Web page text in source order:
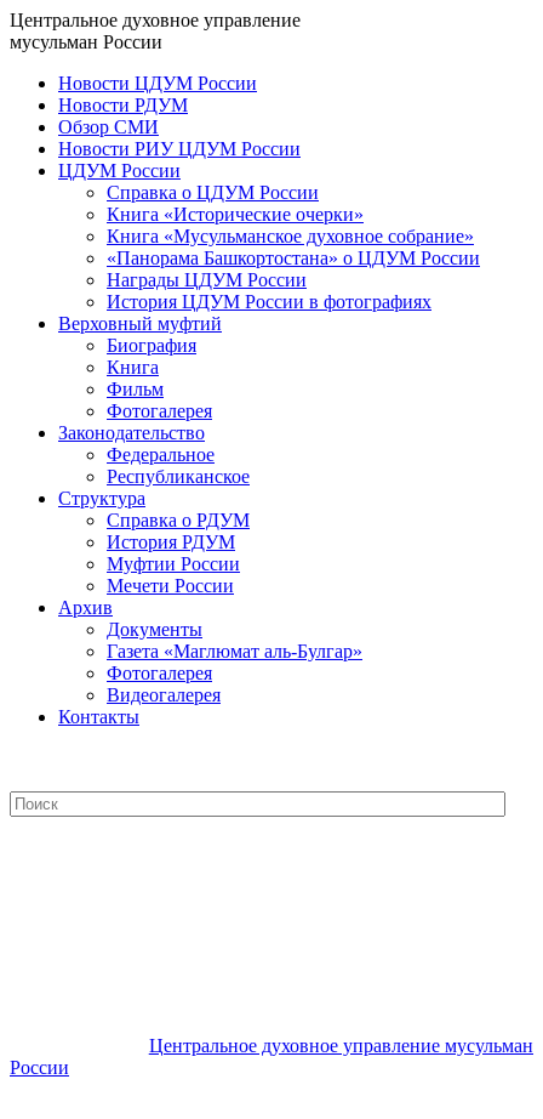
Центральное духовное управление
мусульман России
Новости ЦДУМ России
Новости РДУМ
Обзор СМИ
Новости РИУ ЦДУМ России
ЦДУМ России
Справка о ЦДУМ России
Книга «Исторические очерки»
Книга «Мусульманское духовное собрание»
«Панорама Башкортостана» о ЦДУМ России
Награды ЦДУМ России
История ЦДУМ России в фотографиях
Верховный муфтий
Биография
Книга
Фильм
Фотогалерея
Законодательство
Федеральное
Республиканское
Структура
Справка о РДУМ
История РДУМ
Муфтии России
Мечети России
Архив
Документы
Газета «Маглюмат аль-Булгар»
Фотогалерея
Видеогалерея
Контакты
Центральное духовное управление мусульман
России